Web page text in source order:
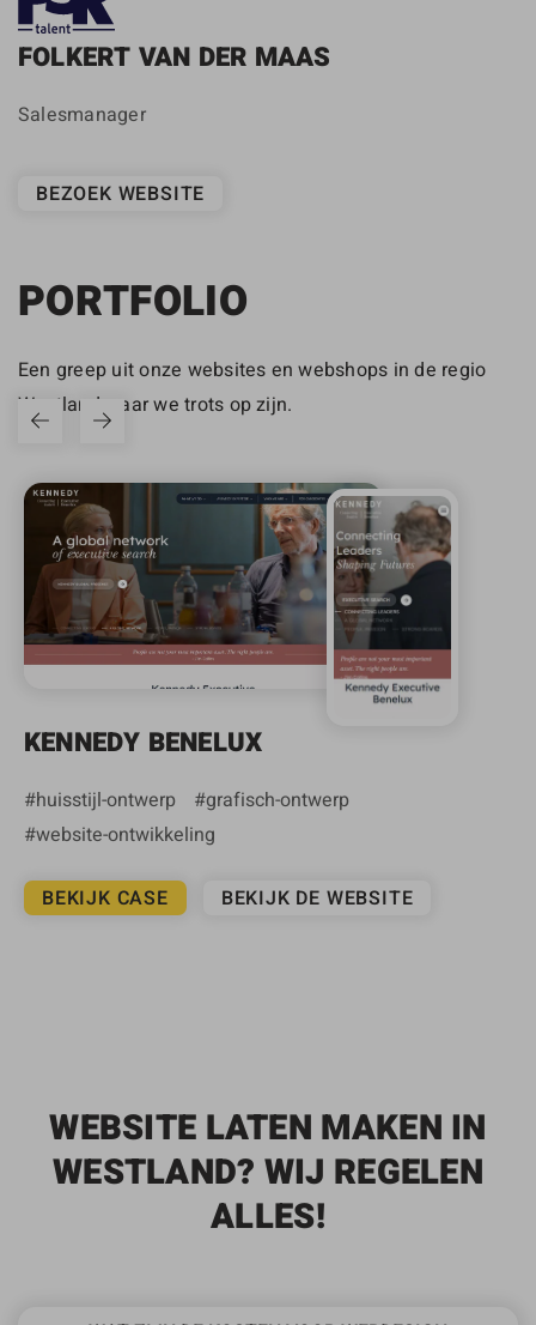
FOLKERT VAN DER MAAS
Salesmanager
BEZOEK WEBSITE
PORTFOLIO
Een greep uit onze websites en webshops in de regio
Westland waar we trots op zijn.
KENNEDY BENELUX
huisstijl-ontwerp
grafisch-ontwerp
website-ontwikkeling
BEKIJK CASE BEKIJK DE WEBSITE
WEBSITE LATEN MAKEN IN
WESTLAND? WIJ REGELEN
ALLES!